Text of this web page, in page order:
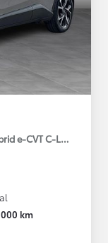
e-CVT C-LUB -
km